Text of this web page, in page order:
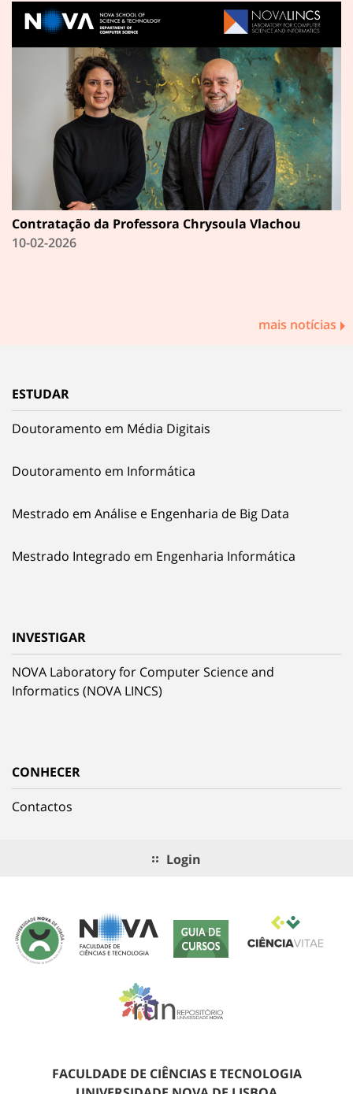
Contratação da Professora Chrysoula Vlachou
10-02-2026
mais notícias
ESTUDAR
Doutoramento em Média Digitais
Doutoramento em Informática
Mestrado em Análise e Engenharia de Big Data
Mestrado Integrado em Engenharia Informática
INVESTIGAR
NOVA Laboratory for Computer Science and
Informatics (NOVA LINCS)
CONHECER
Contactos
Login
FACULDADE DE CIÊNCIAS E TECNOLOGIA